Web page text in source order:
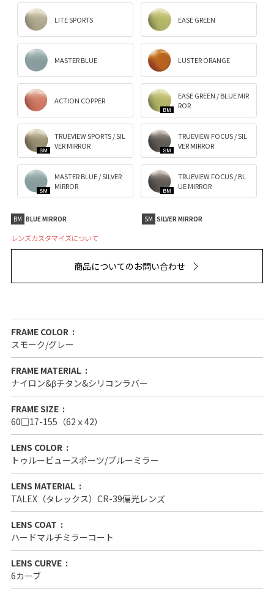
LITE SPORTS EASE GREEN
MASTER BLUE LUSTER ORANGE
ACTION COPPER
EASE GREEN / BLUE MIR
ROR
TRUEVIEW SPORTS / SIL
VER MIRROR
TRUEVIEW FOCUS / SIL
VER MIRROR
MASTER BLUE / SILVER
MIRROR
TRUEVIEW FOCUS / BL
UE MIRROR
BM BLUE MIRROR SM SILVER MIRROR
レンズカスタマイズについて
商品についてのお問い合わせ
FRAME COLOR
スモーク/グレー
FRAME MATERIAL
ナイロン&βチタン&シリコンラバー
FRAME SIZE
60□17-155（62ｘ42）
LENS COLOR
トゥルービュースポーツ/ブルーミラー
LENS MATERIAL
TALEX（タレックス）CR-39偏光レンズ
LENS COAT
ハードマルチミラーコート
LENS CURVE
6カーブ